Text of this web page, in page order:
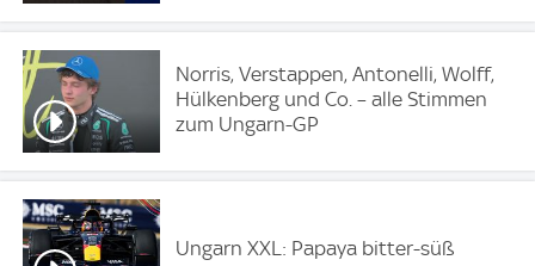
Norris, Verstappen, Antonelli, Wolff,
Hülkenberg und Co. – alle Stimmen
zum Ungarn-GP
Ungarn XXL: Papaya bitter-süß